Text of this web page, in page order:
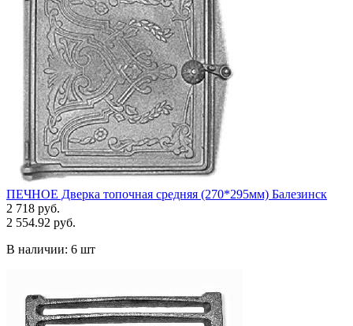
ПЕЧНОЕ Дверка топочная средняя (270*295мм) Балезинск
2 718 руб.
2 554.92 руб.
В наличии: 6 шт